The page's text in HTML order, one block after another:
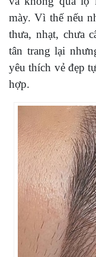
mày. Vì thế nếu
thưa, nhạt, chưa
tân trang lại
yêu thích vẻ đẹp
hợp.